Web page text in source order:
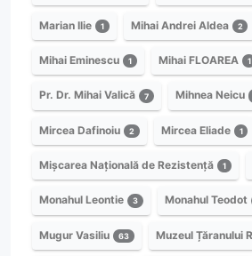
Marian Ilie 1 Mihai Andrei Aldea 2
Mihai Eminescu 1 Mihai FLOAREA 1
Pr. Dr. Mihai Valică 7 Mihnea Neicu
Mircea Dafinoiu 2 Mircea Eliade 1
Mișcarea Națională de Rezistență 1
Monahul Leontie 3 Monahul Teodot
Mugur Vasiliu 63 Muzeul Țăranului